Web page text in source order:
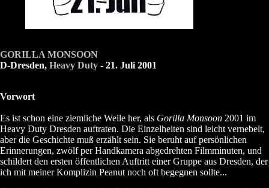
GORILLA MONSOON
D-Dresden, Heavy Duty - 21. Juli 2001
Vorwort
Es ist schon eine ziemliche Weile her, als Gorilla Monsoon 2001 im
Heavy Duty Dresden auftraten. Die Einzelheiten sind leicht vernebelt,
aber die Geschichte muß erzählt sein. Sie beruht auf persönlichen
Erinnerungen, zwölf per Handkamera abgedrehten Filmminuten, und
schildert den ersten öffentlichen Auftritt einer Gruppe aus Dresden, der
ich mit meiner Komplizin Peanut noch oft begegnen sollte...